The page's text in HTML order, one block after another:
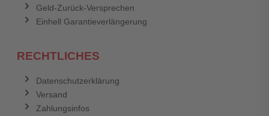
Geld-Zurück-Versprechen
Einhell Garantieverlängerung
RECHTLICHES
Datenschutzerklärung
Versand
Zahlungsinfos